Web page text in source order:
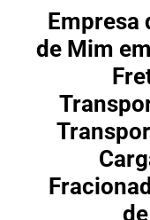
Empresa
de Mim